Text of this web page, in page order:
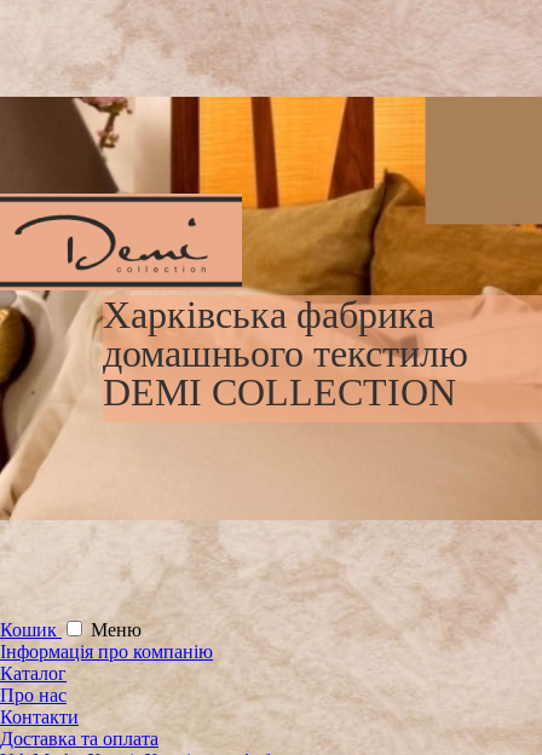
Харківська фабрика
домашнього текстилю
DEMI COLLECTION
Кошик
Меню
Інформація про компанію
Каталог
Про нас
Контакти
Доставка та оплата